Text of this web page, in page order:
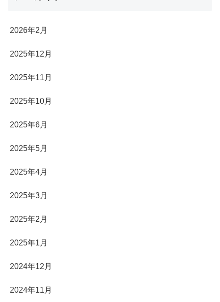
2026年2月
2025年12月
2025年11月
2025年10月
2025年6月
2025年5月
2025年4月
2025年3月
2025年2月
2025年1月
2024年12月
2024年11月